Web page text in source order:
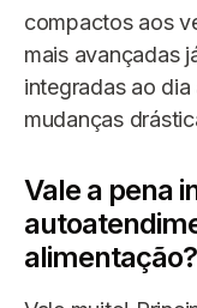
compactos aos
mais avançadas
integradas ao
mudanças
Vale a pena
alimentação?